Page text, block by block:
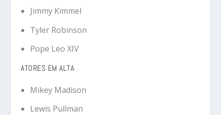
Jimmy Kimmel
Tyler Robinson
Pope Leo XIV
ATORES EM ALTA
Mikey Madison
Lewis Pullman